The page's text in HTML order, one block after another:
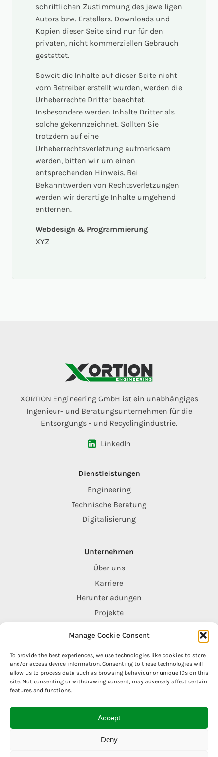
Manage Cookie Consent
To provide the best experiences, we use technologies like cookies to store
and/or access device information. Consenting to these technologies will
allow us to process data such as browsing behaviour or unique IDs on this
site. Not consenting or withdrawing consent, may adversely affect certain
features and functions.
Accept
Deny
schriftlichen Zustimmung des jeweiligen
Autors bzw. Erstellers. Downloads und
Kopien dieser Seite sind nur für den
privaten, nicht kommerziellen Gebrauch
gestattet.
Soweit die Inhalte auf dieser Seite nicht
vom Betreiber erstellt wurden, werden die
Urheberrechte Dritter beachtet.
Insbesondere werden Inhalte Dritter als
solche gekennzeichnet. Sollten Sie
trotzdem auf eine
Urheberrechtsverletzung aufmerksam
werden, bitten wir um einen
entsprechenden Hinweis. Bei
Bekanntwerden von Rechtsverletzungen
werden wir derartige Inhalte umgehend
entfernen.
Webdesign & Programmierung
XYZ
XORTION Engineering GmbH ist ein unabhängiges
Ingenieur- und Beratungsunternehmen für die
Entsorgungs - und Recyclingindustrie.
LinkedIn
Dienstleistungen
Engineering
Technische Beratung
Digitalisierung
Unternehmen
Über uns
Karriere
Herunterladungen
Projekte
Legal
Impressum
Datenschutzerklärung
Cookie-Richtlinie
AGB